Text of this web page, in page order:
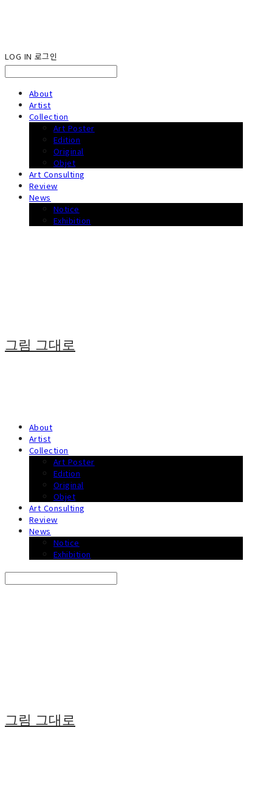
LOG IN 로그인
About
Artist
Collection
Art Poster
Edition
Original
Objet
Art Consulting
Review
News
Notice
Exhibition
그림 그대로
About
Artist
Collection
Art Poster
Edition
Original
Objet
Art Consulting
Review
News
Notice
Exhibition
그림 그대로